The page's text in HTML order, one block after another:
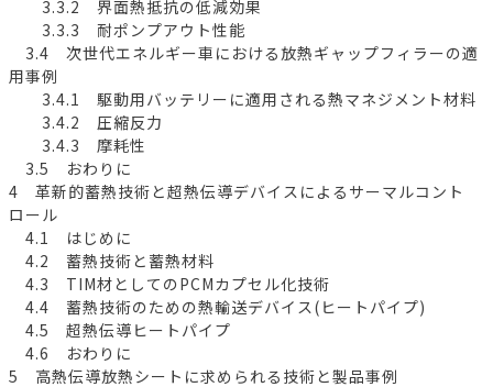
3.3.2 界面熱抵抗の低減効果
3.3.3 耐ポンプアウト性能
3.4 次世代エネルギー車における放熱ギャップフィラーの適
用事例
3.4.1 駆動用バッテリーに適用される熱マネジメント材料
3.4.2 圧縮反力
3.4.3 摩耗性
3.5 おわりに
4 革新的蓄熱技術と超熱伝導デバイスによるサーマルコント
ロール
4.1 はじめに
4.2 蓄熱技術と蓄熱材料
4.3 TIM材としてのPCMカプセル化技術
4.4 蓄熱技術のための熱輸送デバイス(ヒートパイプ)
4.5 超熱伝導ヒートパイプ
4.6 おわりに
5 高熱伝導放熱シートに求められる技術と製品事例